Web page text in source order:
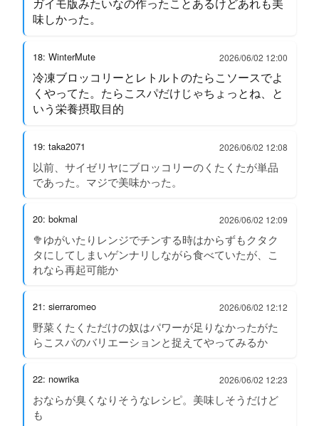
味しかった。
18: WinterMute 2026/06/02 12:00
冷凍ブロッコリーとレトルトのたらこソースでよ
くやってた。たらこスパだけじゃちょっとね、と
いう栄養摂取目的
19: taka2071 2026/06/02 12:08
以前、サイゼリヤにブロッコリーのくたくたが単品
であった。マジで美味かった。
20: bokmal 2026/06/02 12:09
🥦ゆがいたりレンジでチンする時はからずもクタク
タにしてしまいゲンナリしながら食べていたが、こ
れなら再起可能か
21: sierraromeo 2026/06/02 12:12
野菜くたくただけの奴はパワーが足りなかったがた
らこスパのバリエーションと捉えてやってみるか
22: nowrika 2026/06/02 12:23
おならが臭くなりそうなレシピ。美味しそうだけど
も